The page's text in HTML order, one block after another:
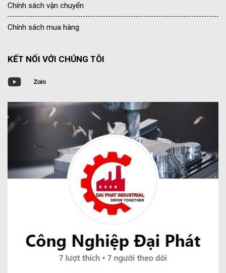
Chính sách vận chuyển
Chính sách mua hàng
KẾT NỐI VỚI CHÚNG TÔI